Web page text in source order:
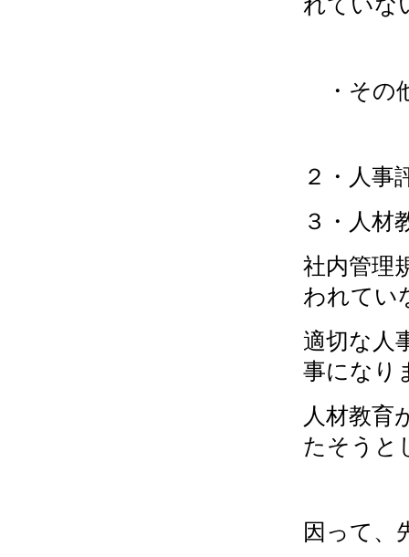
・その
２・人事
３・人材
社内管理
われてい
適切な人
事になり
人材教育
たそうと
因って、